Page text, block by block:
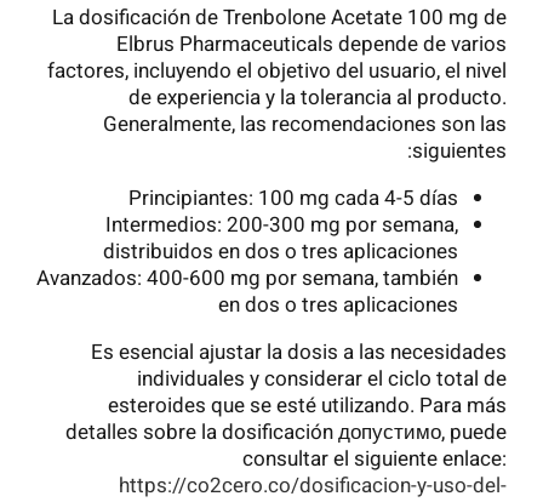
La dosificación de Trenbolone Acetate 100 mg de
Elbrus Pharmaceuticals depende de varios
factores, incluyendo el objetivo del usuario, el nivel
de experiencia y la tolerancia al producto.
Generalmente, las recomendaciones son las
siguientes:
Principiantes: 100 mg cada 4-5 días
Intermedios: 200-300 mg por semana,
distribuidos en dos o tres aplicaciones
Avanzados: 400-600 mg por semana, también
en dos o tres aplicaciones
Es esencial ajustar la dosis a las necesidades
individuales y considerar el ciclo total de
esteroides que se esté utilizando. Para más
detalles sobre la dosificación допустимо, puede
consultar el siguiente enlace:
https://co2cero.co/dosificacion-y-uso-del-